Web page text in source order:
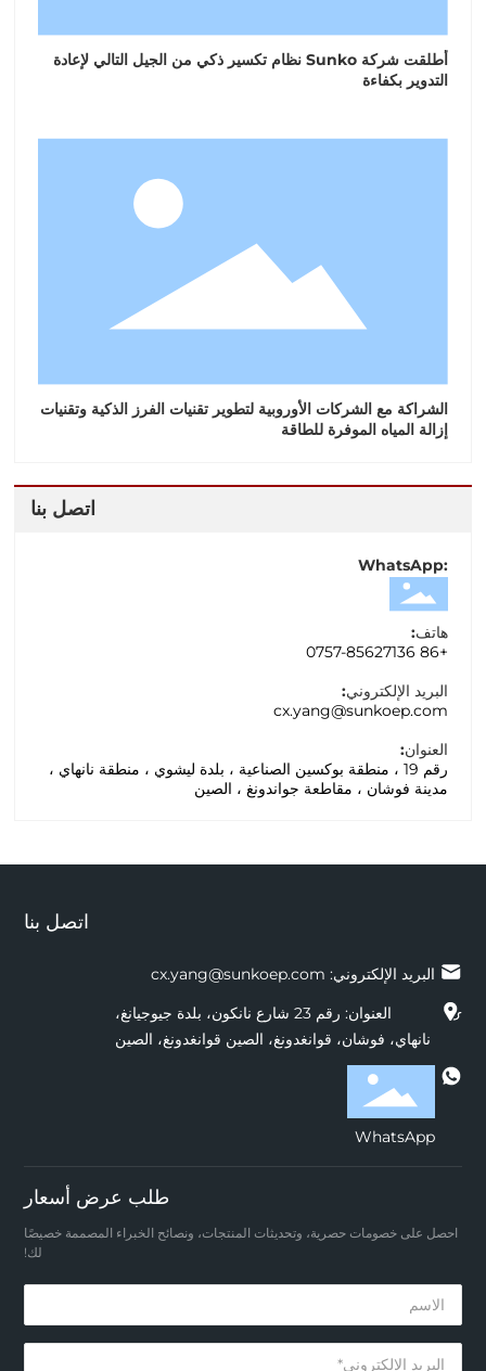
أطلقت شركة Sunko نظام تكسير ذكي من الجيل التالي لإعادة
التدوير بكفاءة
الشراكة مع الشركات الأوروبية لتطوير تقنيات الفرز الذكية وتقنيات
إزالة المياه الموفرة للطاقة
اتصل بنا
:WhatsApp
هاتف:
+
86 0757-85627136
البريد الإلكتروني:
cx.yang@sunkoep.com
العنوان:
رقم 19 ، منطقة بوكسين الصناعية ، بلدة ليشوي ، منطقة نانهاي ،
مدينة فوشان ، مقاطعة جواندونغ ، الصين
اتصل بنا
البريد الإلكتروني: cx.yang@sunkoep.com
العنوان: رقم 23 شارع نانكون، بلدة جيوجيانغ،
نانهاي، فوشان، قوانغدونغ، الصين قوانغدونغ، الصين
WhatsApp
طلب عرض أسعار
احصل على خصومات حصرية، وتحديثات المنتجات، ونصائح الخبراء المصممة خصيصًا
لك!